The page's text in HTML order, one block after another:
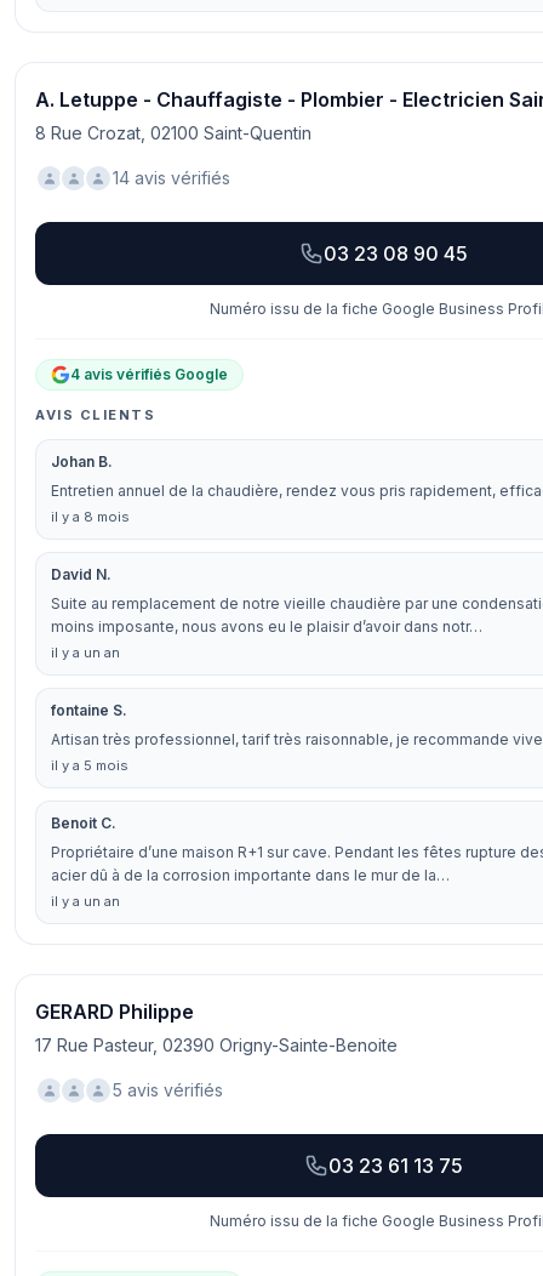
A. Letuppe - Chauffagiste - Plombier - Electricien
8 Rue Crozat, 02100 Saint-Quentin
14 avis vérifiés
03 23 08 90 45
Numéro issu de la fiche Google Business
4 avis vérifiés Google
AVIS CLIENTS
Johan B.
Entretien annuel de la chaudière, rendez vous pris rapidement,
il y a 8 mois
David N.
Suite au remplacement de notre vieille chaudière par une
moins imposante, nous avons eu le plaisir d’avoir dans notr…
il y a un an
fontaine S.
Artisan très professionnel, tarif très raisonnable, je recommande
il y a 5 mois
Benoit C.
Propriétaire d’une maison R+1 sur cave. Pendant les fêtes rupture
acier dû à de la corrosion importante dans le mur de la…
il y a un an
GERARD Philippe
17 Rue Pasteur, 02390 Origny-Sainte-Benoite
5 avis vérifiés
03 23 61 13 75
Numéro issu de la fiche Google Business